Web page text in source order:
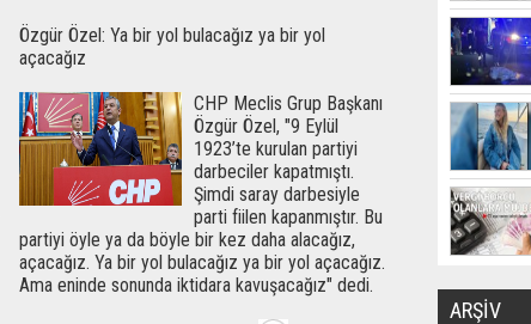
Özgür Özel: Ya bir yol bulacağız ya bir yol
açacağız
CHP Meclis Grup Başkanı
Özgür Özel, "9 Eylül
1923’te kurulan partiyi
darbeciler kapatmıştı.
Şimdi saray darbesiyle
parti fiilen kapanmıştır. Bu
partiyi öyle ya da böyle bir kez daha alacağız,
açacağız. Ya bir yol bulacağız ya bir yol açacağız.
Ama eninde sonunda iktidara kavuşacağız" dedi.
ARŞİV